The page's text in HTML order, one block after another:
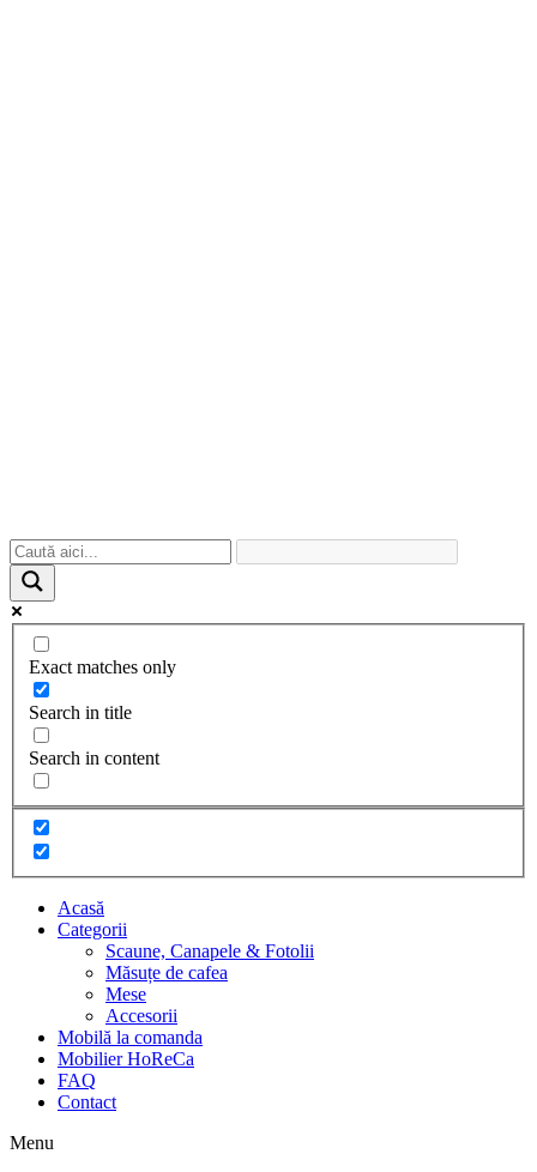
Exact matches only
Search in title
Search in content
Acasă
Categorii
Scaune, Canapele & Fotolii
Măsuțe de cafea
Mese
Accesorii
Mobilă la comanda
Mobilier HoReCa
FAQ
Contact
Menu